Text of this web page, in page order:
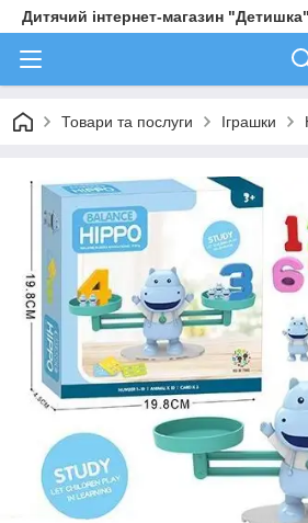
Дитячий інтернет-магазин "Детишка"
Товари та послуги Іграшки